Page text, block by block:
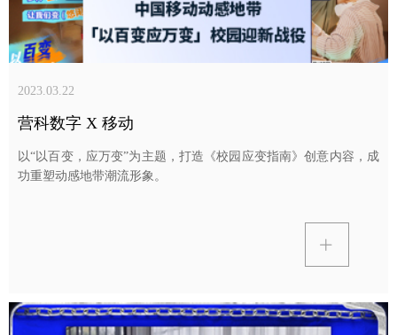
2023.03.22
营科数字 X 移动
以“以百变，应万变”为主题，打造《校园应变指南》创意内容，成
功重塑动感地带潮流形象。
ꄶ